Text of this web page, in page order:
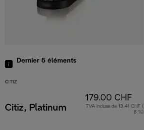
Dernier 5 éléments
CITIZ
Citiz, Platinum
179.00 CHF
TVA incluse de 13.41 CHF (
8 %)